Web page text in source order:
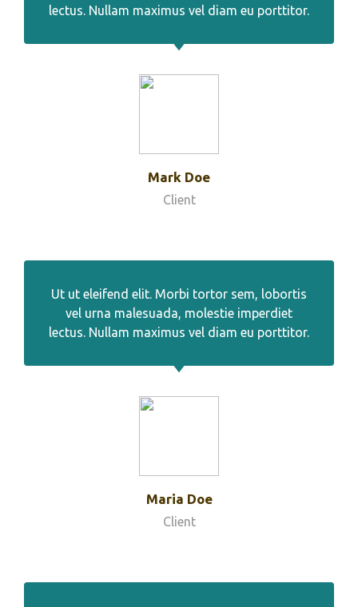
lectus. Nullam maximus vel diam eu porttitor.
Mark Doe
Client
Ut ut eleifend elit. Morbi tortor sem, lobortis
vel urna malesuada, molestie imperdiet
lectus. Nullam maximus vel diam eu porttitor.
Maria Doe
Client